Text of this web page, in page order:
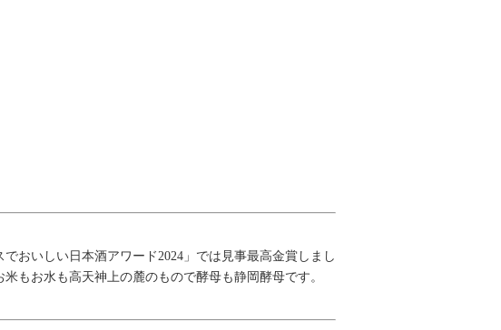
おいしい日本酒アワード2024」では見事最高金賞しまし
もお水も高天神上の麓のもので酵母も静岡酵母です。